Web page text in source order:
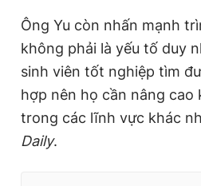
Ông Yu còn nhấn mạnh
không phải là yếu tố duy
sinh viên tốt nghiệp tìm
hợp nên họ cần nâng cao
trong các lĩnh vực khác
Daily.